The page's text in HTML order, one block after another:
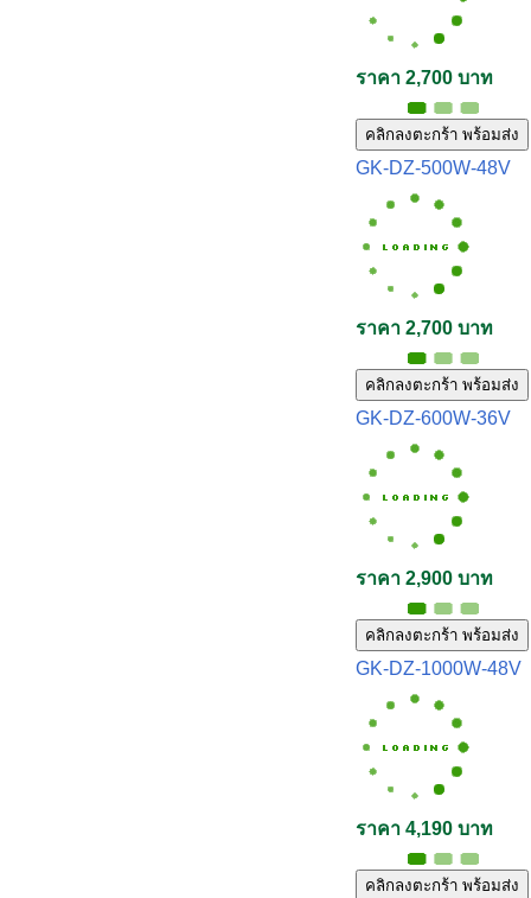
ราคา 2,700 บาท
คลิกลงตะกร้า พร้อมส่ง
GK-DZ-500W-48V
ราคา 2,700 บาท
คลิกลงตะกร้า พร้อมส่ง
GK-DZ-600W-36V
ราคา 2,900 บาท
คลิกลงตะกร้า พร้อมส่ง
GK-DZ-1000W-48V
ราคา 4,190 บาท
คลิกลงตะกร้า พร้อมส่ง